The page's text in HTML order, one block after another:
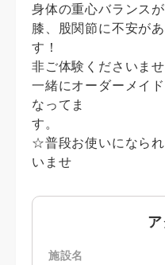
身体の重心バランス
膝、股関節に不安が
す
非ご体験くださいませ
一緒にオーダーメイ
なってま
☆普段お使いになら
いませ
施設名